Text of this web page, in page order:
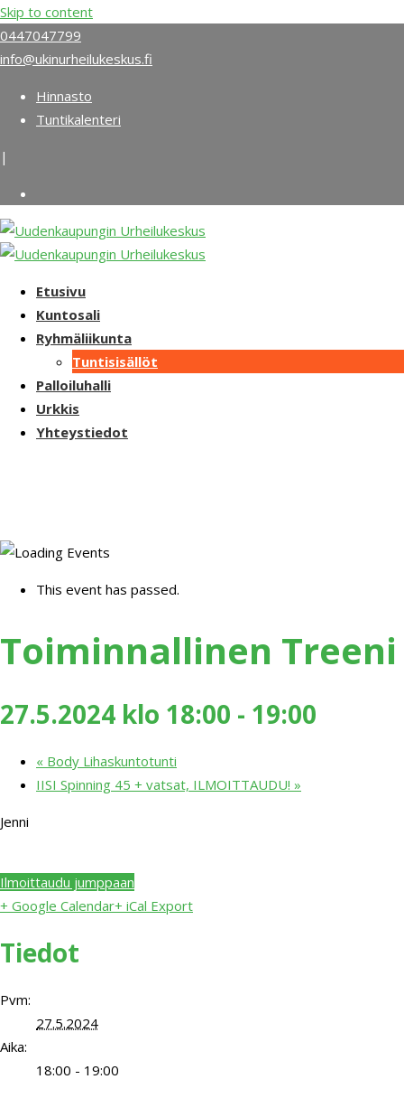
Skip to content
0447047799
info@ukinurheilukeskus.fi
Hinnasto
Tuntikalenteri
|
Etusivu
Kuntosali
Ryhmäliikunta
Tuntisisällöt
Palloiluhalli
Urkkis
Yhteystiedot
This event has passed.
Toiminnallinen Treeni
27.5.2024 klo 18:00 - 19:00
« Body Lihaskuntotunti
IISI Spinning 45 + vatsat, ILMOITTAUDU! »
Jenni
Ilmoittaudu jumppaan
+ Google Calendar+ iCal Export
Tiedot
Pvm:
27.5.2024
Aika:
18:00 - 19:00